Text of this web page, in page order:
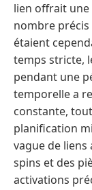
lien offrait une
nombre
étaient
temps stricte,
pendant une
temporelle a
constante,
planification
vague de liens
spins et des
activations